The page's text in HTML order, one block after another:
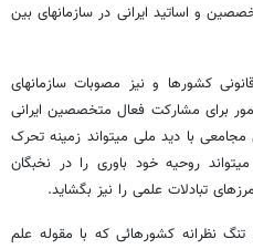
و اساتید ایرانی در سازمانهای بین
کشورها و نیز مصوبات سازمانهای
برای مشارکت فعال متخصصین ایرانی
با دید ملی میتواند زمینه تحرک
روحیه خود باوری را در نخبگان
تبادلات علمی را نیز بگشاید.
تنگ نظرانه کشورهائی که با مقوله علم